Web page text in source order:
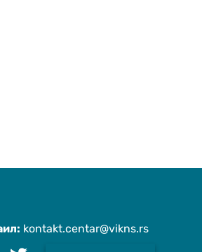
kontakt.centar@vikns.rs